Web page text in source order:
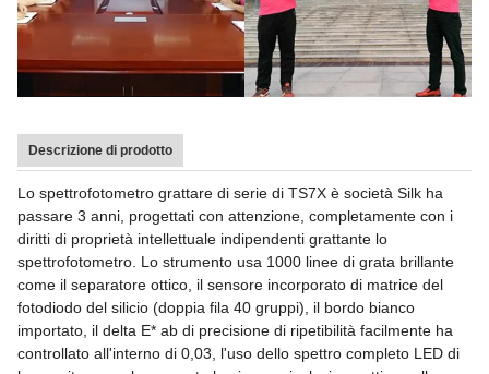
Descrizione di prodotto
Lo spettrofotometro grattare di serie di TS7X è società Silk ha
passare 3 anni, progettati con attenzione, completamente con i
diritti di proprietà intellettuale indipendenti grattante lo
spettrofotometro. Lo strumento usa 1000 linee di grata brillante
come il separatore ottico, il sensore incorporato di matrice del
fotodiodo del silicio (doppia fila 40 gruppi), il bordo bianco
importato, il delta E* ab di precisione di ripetibilità facilmente ha
controllato all'interno di 0,03, l'uso dello spettro completo LED di